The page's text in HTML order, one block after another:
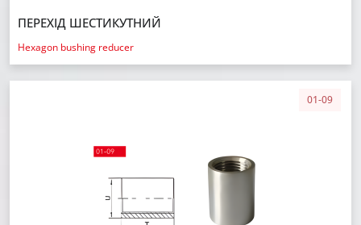
ПЕРЕХІД ШЕСТИКУТНИЙ
Hexagon bushing reducer
01-09